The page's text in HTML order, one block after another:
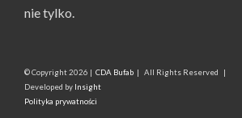
nie tylko.
© Copyright2026 | CDA Bufab | All Rights Reserved |
Developed by Insight
Polityka prywatności